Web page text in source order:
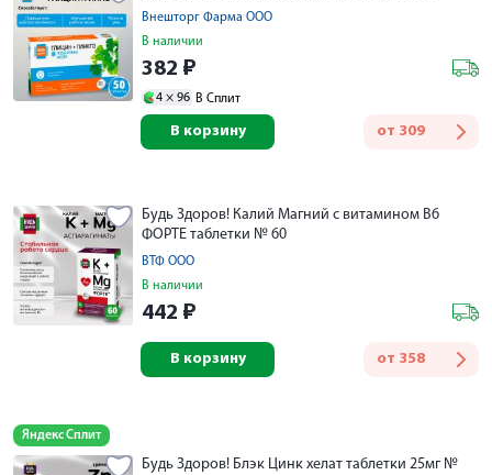
Внешторг Фарма ООО
В наличии
382 ₽
4 × 96 В Сплит
от 309
В корзину
Будь Здоров! Калий Магний с витамином B6
ФОРТЕ таблетки № 60
ВТФ ООО
В наличии
442 ₽
от 358
В корзину
Яндекс Сплит
Будь Здоров! Блэк Цинк хелат таблетки 25мг №